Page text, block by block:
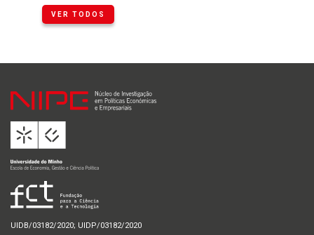
VER TODOS
UIDB/03182/2020; UIDP/03182/2020